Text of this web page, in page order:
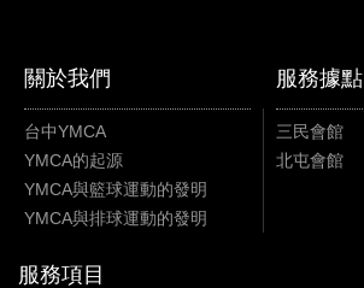
關於我們
台中YMCA
YMCA的起源
YMCA與籃球運動的發明
YMCA與排球運動的發明
服務據點
三民會館
北屯會館
服務項目